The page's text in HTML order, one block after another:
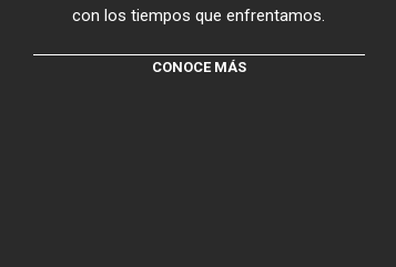
con los tiempos que enfrentamos.
CONOCE MÁS